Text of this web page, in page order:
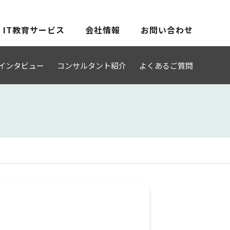
IT教育サービス 会社情報 お問い合わせ
ンタビュー コンサルタント紹介 よくあるご質問